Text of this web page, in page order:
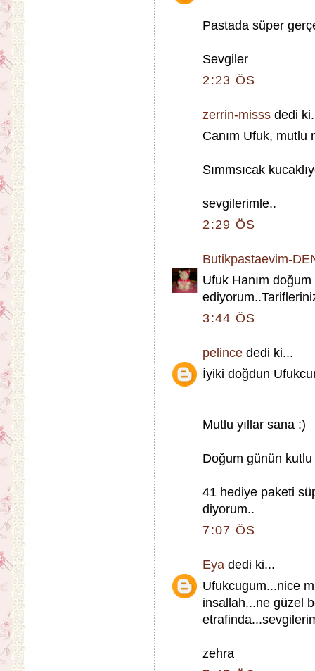
Pastada süper
Sevgiler
2:23 ÖS
zerrin-misss dedi
Canım Ufuk, mutlu
Sımmsıcak
sevgilerimle..
2:29 ÖS
Butikpastaevim-
Ufuk Hanım
3:44 ÖS
pelince dedi ki...
İyiki doğdun
Mutlu yıllar sana :)
Doğum günün
41 hediye paketi
diyorum..
7:07 ÖS
Eya dedi ki...
Ufukcugum...nice
insallah...ne güzel
zehra